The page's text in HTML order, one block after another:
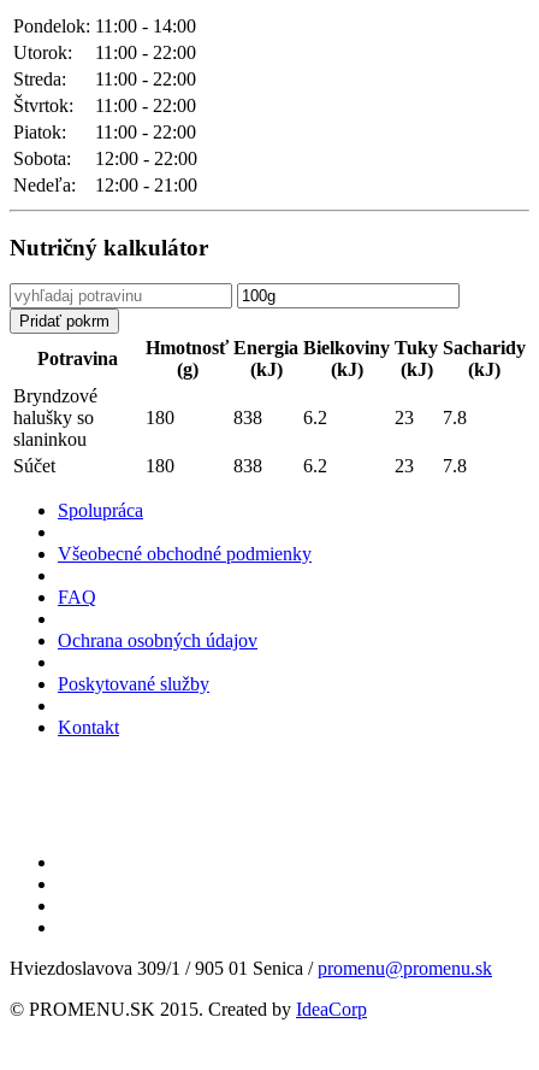
Pondelok: 11:00 - 14:00
Utorok:
11:00 - 22:00
Streda:
11:00 - 22:00
Štvrtok:
11:00 - 22:00
Piatok:
11:00 - 22:00
Sobota:
12:00 - 22:00
Nedeľa:
12:00 - 21:00
Nutričný kalkulátor
Potravina
Hmotnosť
(g)
Energia
(kJ)
Bielkoviny
(kJ)
Tuky
(kJ)
Sacharidy
(kJ)
Súčet 180 838 6.2 23 7.8
Bryndzové
halušky so
slaninkou
180 838 6.2 23 7.8
Spolupráca
Všeobecné obchodné podmienky
FAQ
Ochrana osobných údajov
Poskytované služby
Kontakt
Hviezdoslavova 309/1 / 905 01 Senica /promenu@promenu.sk
© PROMENU.SK 2015. Created by IdeaCorp